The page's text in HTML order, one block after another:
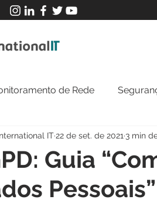
de Rede
Tecnologia Operacional
Guia
IT22 de set. de 2021 3 min